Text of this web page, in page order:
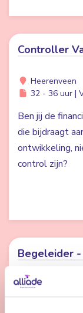
Controller
Heerenveen
32 - 36 uur |
Ben jij de
die bijdraagt
ontwikkeling,
control zijn?
Begeleider
Drachten
24 - 32 uur |